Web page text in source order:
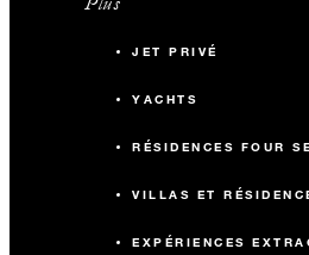
JET PRIVÉ
YACHTS
RÉSIDENCES FOUR
VILLAS ET
EXPÉRIENCES